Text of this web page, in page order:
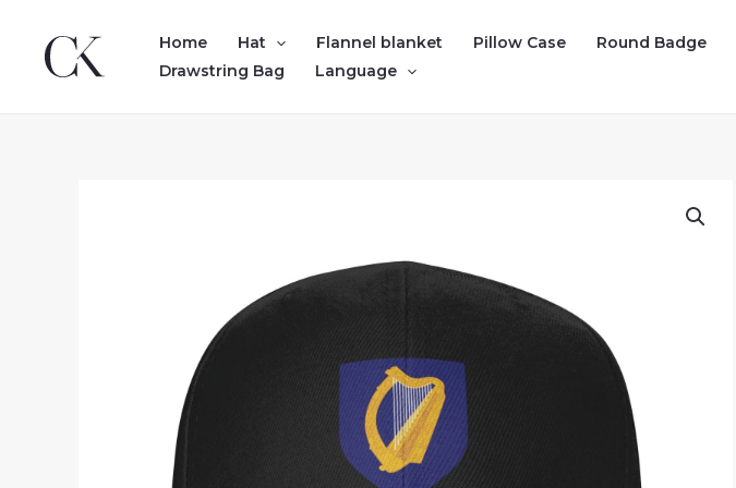
content
Home Hat Flannel blanket Pillow Case Round Badge
Drawstring Bag
Language